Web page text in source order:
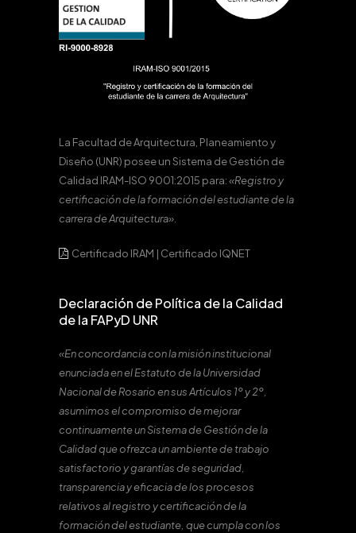
La Facultad de Arquitectura, Planeamiento y
Diseño (UNR) posee un Sistema de Gestión de
Calidad IRAM-ISO 9001:2015 para:«Registro y
certificación de la formación del estudiante de la
carrera de Arquitectura».
Certificado IRAM | Certificado IQNET
Declaración de Política de la Calidad
de la FAPyD UNR
«En concordancia con la misión institucional
enunciada en el Estatuto de la Universidad
Nacional de Rosario en sus Artículos 1º y 2º,
asumimos el compromiso de mejorar
continuamente un Sistema de Gestión de la
Calidad que ofrezca un ambiente de trabajo
satisfactorio y garantías de seguridad,
transparencia y eficacia de los procesos
relativos al registro y certificación de la
formación del estudiante, que cumpla con los